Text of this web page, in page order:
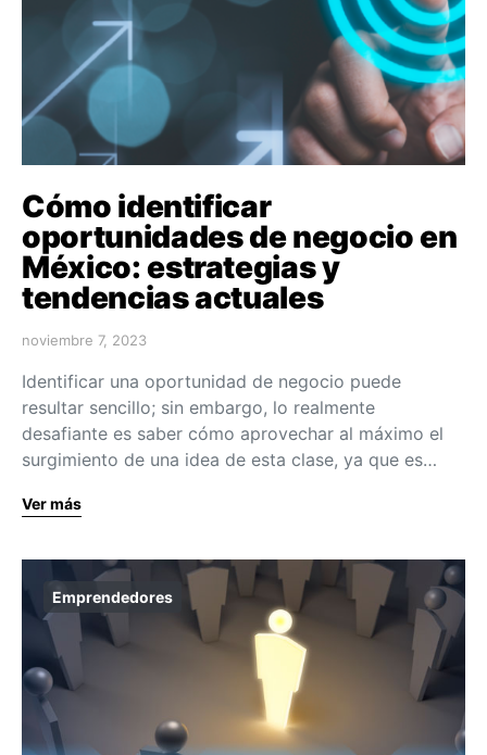
Cómo identificar
oportunidades de negocio en
México: estrategias y
tendencias actuales
noviembre 7, 2023
Identificar una oportunidad de negocio puede
resultar sencillo; sin embargo, lo realmente
desafiante es saber cómo aprovechar al máximo el
surgimiento de una idea de esta clase, ya que es…
Ver más
Emprendedores